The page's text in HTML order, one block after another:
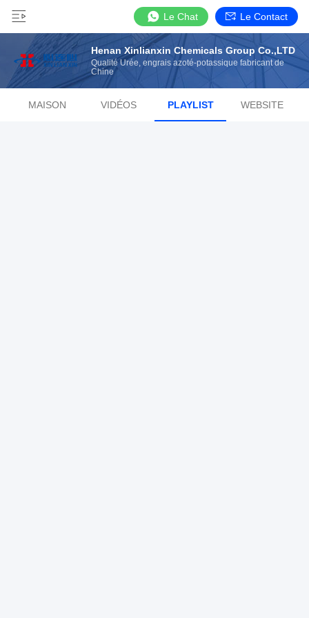
Le Chat Le Contact
Henan Xinlianxin Chemicals Group Co.,LTD
Qualité Urée, engrais azoté-potassique fabricant de
Chine
MAISON VIDÉOS PLAYLIST WEBSITE